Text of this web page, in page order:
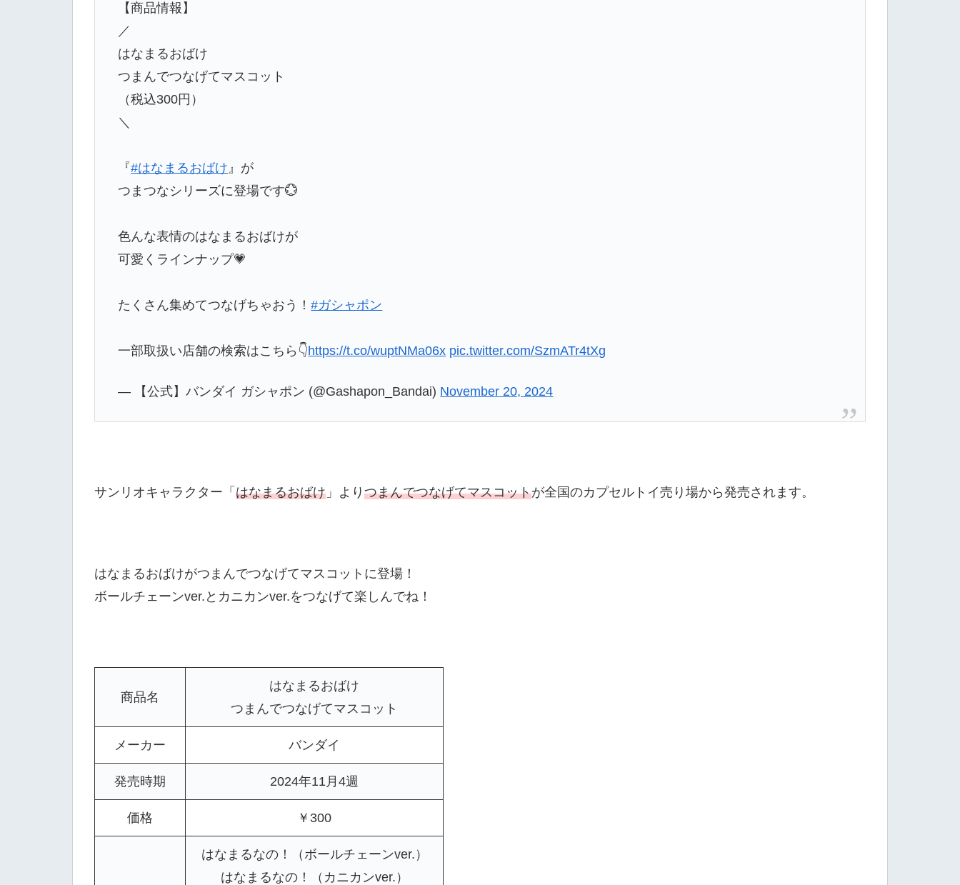
【商品情報】
／
はなまるおばけ
つまんでつなげてマスコット
（税込300円）
＼
『#はなまるおばけ』が
つまつなシリーズに登場です💮
色んな表情のはなまるおばけが
可愛くラインナップ💗
たくさん集めてつなげちゃおう！#ガシャポン
一部取扱い店舗の検索はこちら👇https://t.co/wuptNMa06x pic.twitter.com/SzmATr4tXg
— 【公式】バンダイ ガシャポン (@Gashapon_Bandai) November 20, 2024
サンリオキャラクター「 はなまるおばけ 」より つまんでつなげてマスコットが全国のカプセルトイ売り場から発売されます。
はなまるおばけがつまんでつなげてマスコットに登場！
ボールチェーンver.とカニカンver.をつなげて楽しんでね！
商品名
はなまるおばけ
つまんでつなげてマスコット
メーカー バンダイ
発売時期 2024年11月4週
価格 ￥300
はなまるなの！（ボールチェーンver.）
はなまるなの！（カニカンver.）